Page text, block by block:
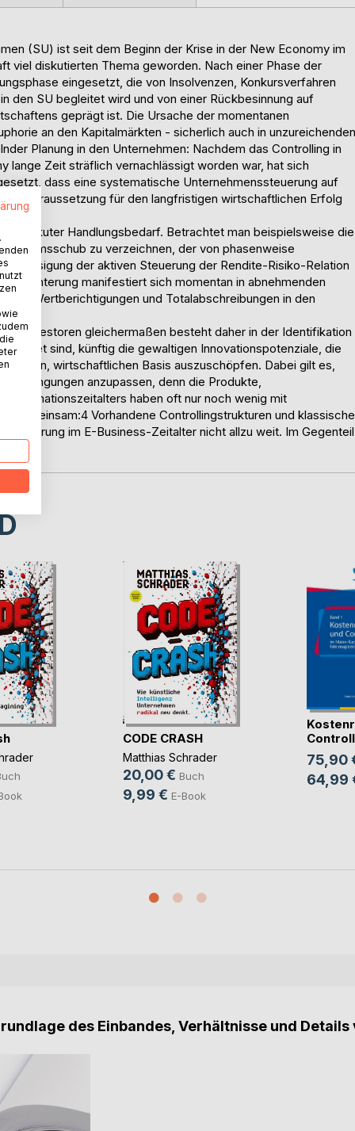
(SU) ist seit dem Beginn der Krise in der New Economy im
viel diskutierten Thema geworden. Nach einer Phase der
eingesetzt, die von Insolvenzen, Konkursverfahren
den SU begleitet wird und von einer Rückbesinnung auf
geprägt ist. Die Ursache der momentanen
an den Kapitalmärkten - sicherlich auch in unzureichenden
Planung in den Unternehmen: Nachdem das Controlling in
lange Zeit sträflich vernachlässigt worden war, hat sich
dass eine systematische Unternehmenssteuerung auf
Voraussetzung für den langfristigen wirtschaftlichen Erfolg
akuter Handlungsbedarf. Betrachtet man beispielsweise die
zu verzeichnen, der von phasenweise
der aktiven Steuerung der Rendite-Risiko-Relation
manifestiert sich momentan in abnehmenden
Wertberichtigungen und Totalabschreibungen in den
Investoren gleichermaßen besteht daher in der Identifikation
sind, künftig die gewaltigen Innovationspotenziale, die
wirtschaftlichen Basis auszuschöpfen. Dabei gilt es,
anzupassen, denn die Produkte,
haben oft nur noch wenig mit
gemeinsam:4 Vorhandene Controllingstrukturen und klassische
im E-Business-Zeitalter nicht allzu weit. Im
[…]
CODE CRASH
Matthias Schrader
20,00 € Buch
9,99 € E-Book
75,90
64,99
des Einbandes, Verhältnisse und